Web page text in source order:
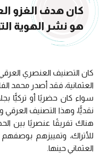
كان هدف الغزو
هو نشر الهوية
كان التصنيف العنصري
العثمانية، فقد أصدر محمد
سواء كان حضريًا أو تركيًّا
نقديًّا، وهذا التصنيف العرقي
هناك تفريقًا عنصريًا بين
للأتراك، وتمييزهم
العثماني حينها.